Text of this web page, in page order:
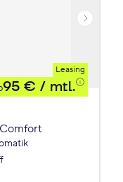
Leasing
95 € / mtl.